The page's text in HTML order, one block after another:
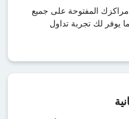
مراكزك المفتوحة على جميع
يوفر لك تجربة تداول